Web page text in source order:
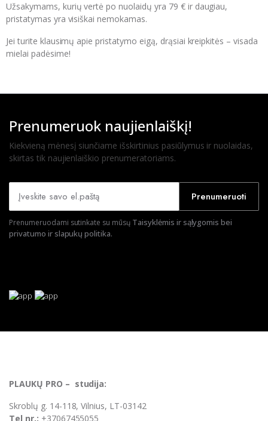
Užsakymams, kurių vertė po nuolaidų yra 79 € ir daugiau,
pristatymas yra visiškai nemokamas.
Jei turite klausimų apie pristatymo eigą, drąsiai kreipkitės – visada
mielai padėsime!
Prenumeruok naujienlaiškį!
Kiekvieną mėnesį siunčiame išskirtinius pasiūlymus ir nuolaidas,
skirtas tik naujienlaiškio prenumeratoriams.
Prenumeruoti
Prenumeruodami sutinkate su mūsų Taisyklėmis ir sąlygomis bei
privatumo ir slapukų politika.
PLAUKŲ PRO – studija:
Skroblų g. 14-118, Vilnius, LT-03142
Tel nr.: +37067455055